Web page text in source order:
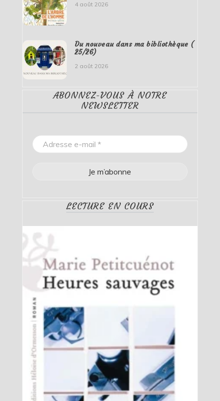
4 août 2026
Du nouveau dans ma bibliothèque (
25/26)
2 août 2026
ABONNEZ-VOUS À NOTRE
NEWSLETTER
LECTURE EN COURS